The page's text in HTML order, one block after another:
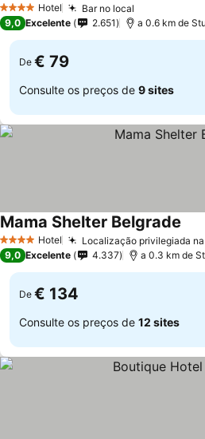
4 EstrelasHotel Bar no local
9,0 Excelente 2.651 a 0.6 km de
De € 79
Consulte os preços de 9 sites
4 EstrelasHotel Localização privilegiada
Mama Shelter Belgrade
9,0 Excelente 4.337 a 0.3 km de
De € 134
Consulte os preços de 12 sites